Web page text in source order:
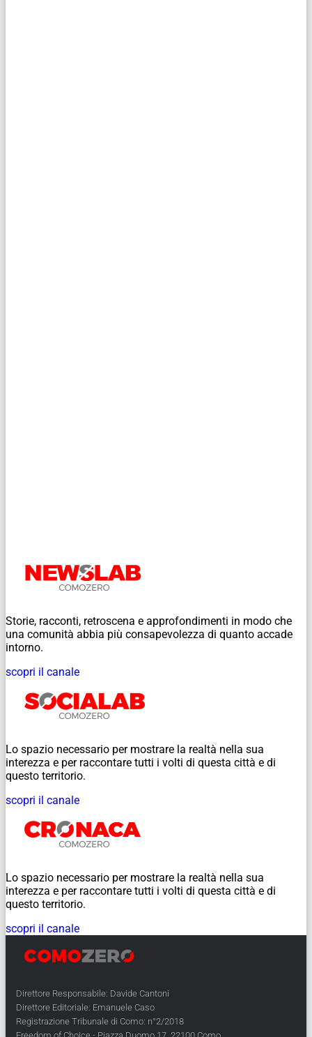
Storie, racconti, retroscena e approfondimenti in modo che
una comunità abbia più consapevolezza di quanto accade
intorno.
scopri il canale
Lo spazio necessario per mostrare la realtà nella sua
interezza e per raccontare tutti i volti di questa città e di
questo territorio.
scopri il canale
Lo spazio necessario per mostrare la realtà nella sua
interezza e per raccontare tutti i volti di questa città e di
questo territorio.
scopri il canale
Direttore Responsabile: Davide Cantoni
Direttore Editoriale: Emanuele Caso
Registrazione Tribunale di Como: n°2/2018